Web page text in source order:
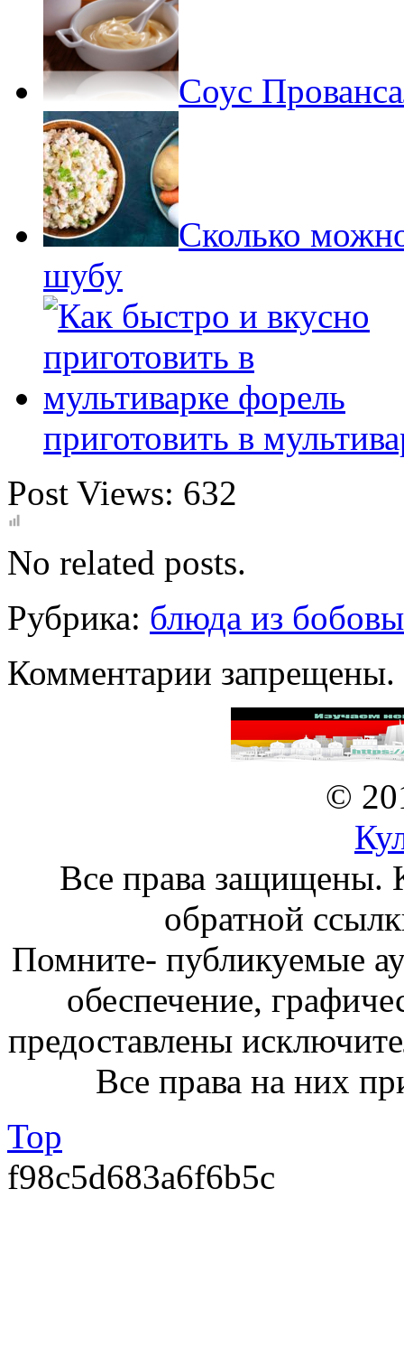
Соус
Сколько
шубу
приготовить в
Post Views: 632
No related posts.
Рубрика: блюда из
Комментарии запрещены.
©
Все права защищены.
обратной
Помните- публикуемые
обеспечение,
предоставлены
Все права на них
Top
f98c5d683a6f6b5c